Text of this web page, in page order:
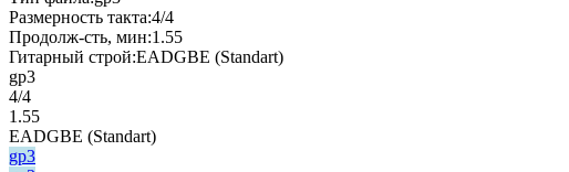
Размерность такта:4/4
Продолж-сть, мин:1.55
Гитарный строй:EADGBE (Standart)
gp3
4/4
1.55
EADGBE (Standart)
gp3